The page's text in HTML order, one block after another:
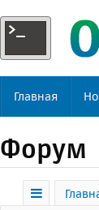
Главная
Форум